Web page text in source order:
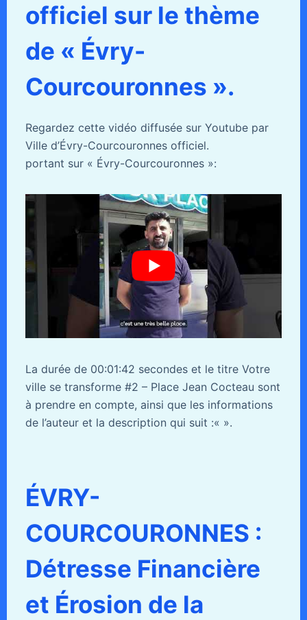
officiel sur le thème
de « Évry-
Courcouronnes ».
Regardez cette vidéo diffusée sur Youtube par
Ville d’Évry-Courcouronnes officiel.
portant sur « Évry-Courcouronnes »:
La durée de 00:01:42 secondes et le titre Votre
ville se transforme #2 – Place Jean Cocteau sont
à prendre en compte, ainsi que les informations
de l’auteur et la description qui suit :« ».
ÉVRY-
COURCOURONNES :
Détresse Financière
et Érosion de la